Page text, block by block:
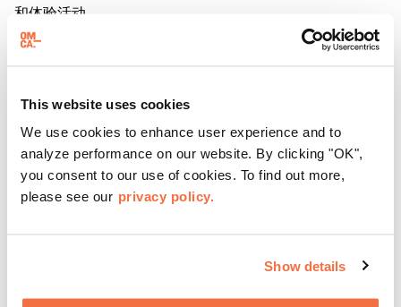
This website uses cookies
We use cookies to enhance user experience and to
analyze performance on our website. By clicking "OK",
you consent to our use of cookies. To find out more,
please see our privacy policy.
Show details
和体验活动。
了解更多